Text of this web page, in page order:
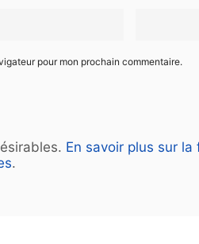
pour mon prochain commentaire.
En savoir plus sur
.